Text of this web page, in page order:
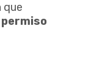
que
permiso